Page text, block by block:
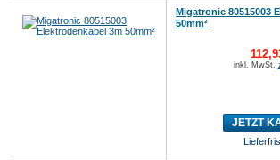
Migatronic 80515003
50mm²
inkl. MwSt.
JETZT